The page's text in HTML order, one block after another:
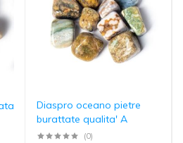
Diaspro oceano pietre
burattate qualita' A
(0)